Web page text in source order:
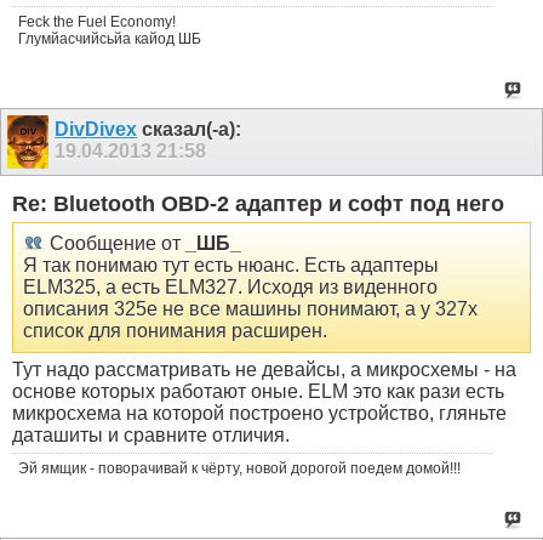
Feck the Fuel Economy!
Глумйасчийсьйа кайод ШБ
DivDivex сказал(-а):
19.04.201321:58
Re: Bluetooth OBD-2 адаптер и софт под него
Сообщение от
_ШБ_
Я так понимаю тут есть нюанс. Есть адаптеры
ELM325, а есть ELM327. Исходя из виденного
описания 325е не все машины понимают, а у 327х
список для понимания расширен.
Тут надо рассматривать не девайсы, а микросхемы - на
основе которых работают оные. ELM это как рази есть
микросхема на которой построено устройство, гляньте
даташиты и сравните отличия.
Эй ямщик - поворачивай к чёрту, новой дорогой поедем домой!!!